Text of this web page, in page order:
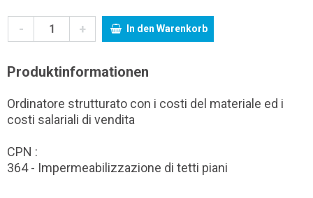
- + In den Warenkorb
Produktinformationen
Ordinatore strutturato con i costi del materiale ed i
costi salariali di vendita
CPN :
364 - Impermeabilizzazione di tetti piani